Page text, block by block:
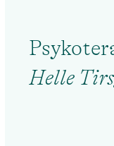
Helle